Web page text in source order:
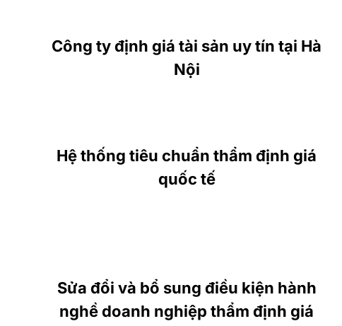
Công ty định giá tài sản uy tín tại Hà
Nội
Hệ thống tiêu chuẩn thẩm định giá
quốc tế
Sửa đổi và bổ sung điều kiện hành
nghề doanh nghiệp thẩm định giá